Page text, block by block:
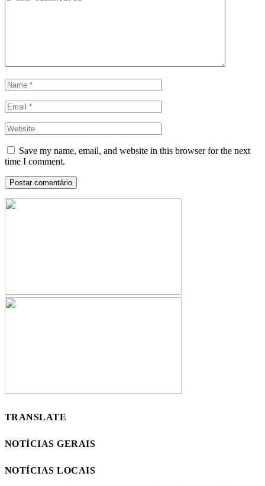
Save my name, email, and website in this browser for the next
time I comment.
TRANSLATE
NOTÍCIAS GERAIS
NOTÍCIAS LOCAIS